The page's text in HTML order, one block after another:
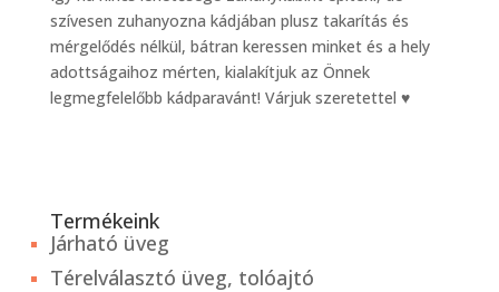
szívesen zuhanyozna kádjában plusz takarítás és
mérgelődés nélkül, bátran keressen minket és a hely
adottságaihoz mérten, kialakítjuk az Önnek
legmegfelelőbb kádparavánt! Várjuk szeretettel ♥
Termékeink
Járható üveg
Térelválasztó üveg, tolóajtó